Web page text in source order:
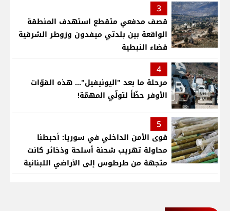
3
قصف مدفعي متقطع استهدف المنطقة
الواقعة بين بلدتي ميفدون وزوطر الشرقية
قضاء النبطية
4
مرحلة ما بعد "اليونيفيل"... هذه القوّات
الأوفر حظّاً لتولّي المهمّة!
5
قوى الأمن الداخلي في سوريا: أحبطنا
محاولة تهريب شحنة أسلحة وذخائر كانت
متجهة من طرطوس إلى الأراضي اللبنانية